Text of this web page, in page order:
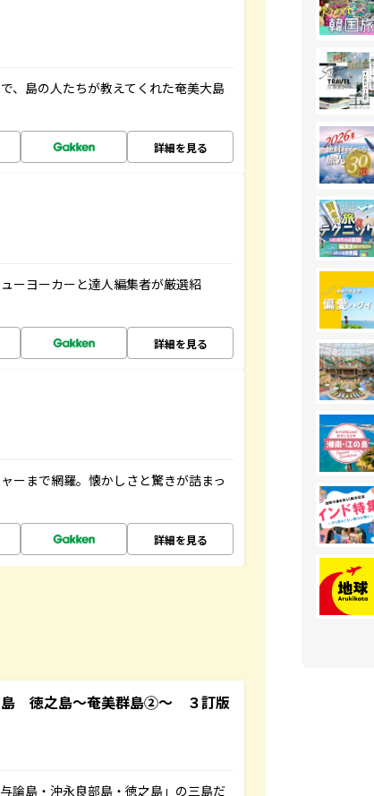
、島の人たちが教えてくれた奄美大島
詳細を見る
ーヨーカーと達人編集者が厳選紹
詳細を見る
ーまで網羅。懐かしさと驚きが詰まっ
詳細を見る
徳之島～奄美群島②～ ３訂版
論島・沖永良部島・徳之島」の三島だ